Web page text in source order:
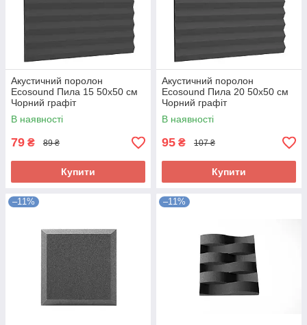
Акустичний поролон
Ecosound Пила 15 50х50 см
Чорний графіт
В наявності
79 ₴ 89 ₴
Купити
Акустичний поролон
Ecosound Пила 20 50х50 см
Чорний графіт
В наявності
95 ₴ 107 ₴
Купити
–11% –11%